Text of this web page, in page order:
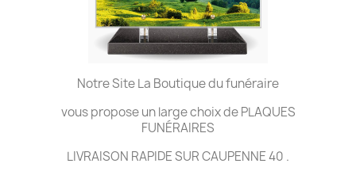
Notre Site La Boutique du funéraire
vous propose un large choix de PLAQUES
FUNÉRAIRES
LIVRAISON RAPIDE SUR CAUPENNE 40 .